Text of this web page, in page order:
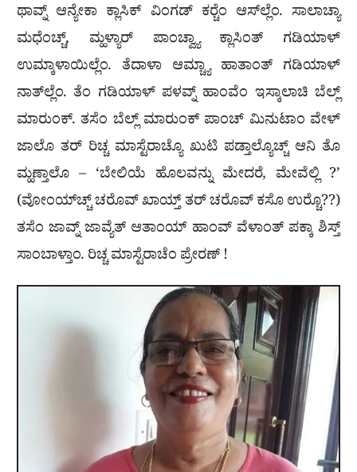
ಥಾವ್ನ್ ಆನ್ಯೇಕಾ ಕ್ಲಾಸಿಕ್ ವಿಂಗಡ್ ಕರ‍್ಚೆಂ ಆಸ್‌ಲ್ಲೆಂ. ಸಾಲಾಚ್ಯಾ
ಮಧೆಂಚ್ಚ್, ಮ್ಹಳ್ಯಾರ್ ಪಾಂಚ್ವ್ಯಾ ಕ್ಲಾಸಿಂತ್ ಗಡಿಯಾಳ್
ಉಮ್ಕಾಳಾಯಿಲ್ಲೆಂ. ತೆದಾಳಾ ಆಮ್ಚ್ಯಾ ಹಾತಾಂತ್ ಗಡಿಯಾಳ್
ನಾತ್‌ಲ್ಲೆಂ. ತೆಂ ಗಡಿಯಾಳ್ ಪಳವ್ನ್ ಹಾಂವೆಂ ಇಸ್ಕಾಲಾಚಿ ಬೆಲ್ಲ್
ಮಾರುಂಕ್. ತಸೆಂ ಬೆಲ್ಲ್ ಮಾರುಂಕ್ ಪಾಂಚ್ ಮಿನುಟಾಂ ವೇಳ್
ಜಾಲೊ ತರ್ ರಿಚ್ಚ ಮಾಸ್ಟೆರಾಚ್ಯೊ ಖುಟಿ ಪಡ್ತಾಲ್ಯೊಚ್ಚ್ ಆನಿ ತೊ
ಮ್ಹಣ್ತಾಲೊ – ‘ಬೇಲಿಯೆ ಹೊಲವನ್ನು ಮೇದರೆ, ಮೇವೆಲ್ಲಿ ?’
(ವೋಂಯ್‌ಚ್ಚ್ ಚರೊವ್ ಖಾಯ್ತ್ ತರ್ ಚರೊವ್ ಕಸೊ ಉರ‍್ಚೊ??)
ತಸೆಂ ಜಾವ್ನ್ ಜಾವ್ಯೆತ್ ಆತಾಂಯ್ ಹಾಂವ್ ವೆಳಾಂತ್ ಪಕ್ಕಾ ಶಿಸ್ತ್
ಸಾಂಬಾಳ್ತಾಂ. ರಿಚ್ಚ ಮಾಸ್ಟೆರಾಚೆಂ ಪ್ರೇರಣ್ !